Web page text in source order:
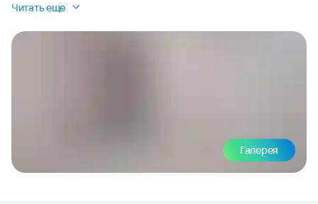
Читать еще
Галерея